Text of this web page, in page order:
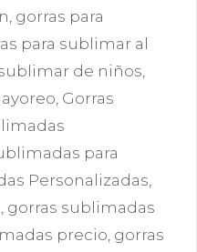
, gorras para
para sublimar al
de niños,
, Gorras
para
Personalizadas,
, gorras sublimadas
precio, gorras